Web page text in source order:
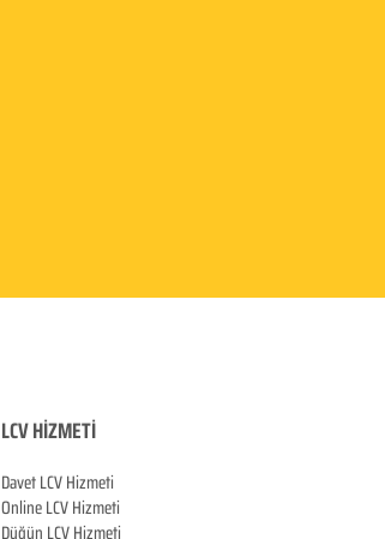
LCV HİZMETİ
Davet LCV Hizmeti
Online LCV Hizmeti